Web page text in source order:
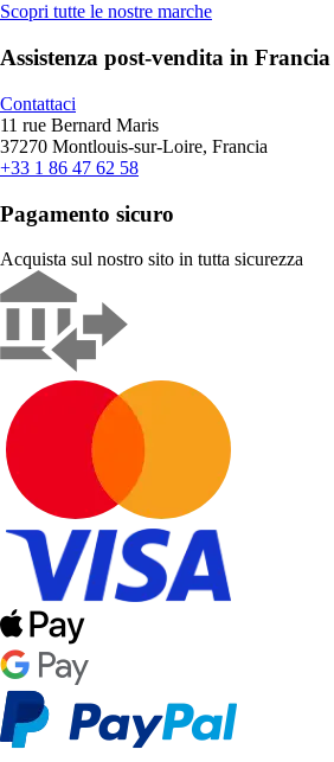
Scopri tutte le nostre marche
Assistenza post-vendita in Francia
Contattaci
11 rue Bernard Maris
37270 Montlouis-sur-Loire, Francia
+33 1 86 47 62 58
Pagamento sicuro
Acquista sul nostro sito in tutta sicurezza